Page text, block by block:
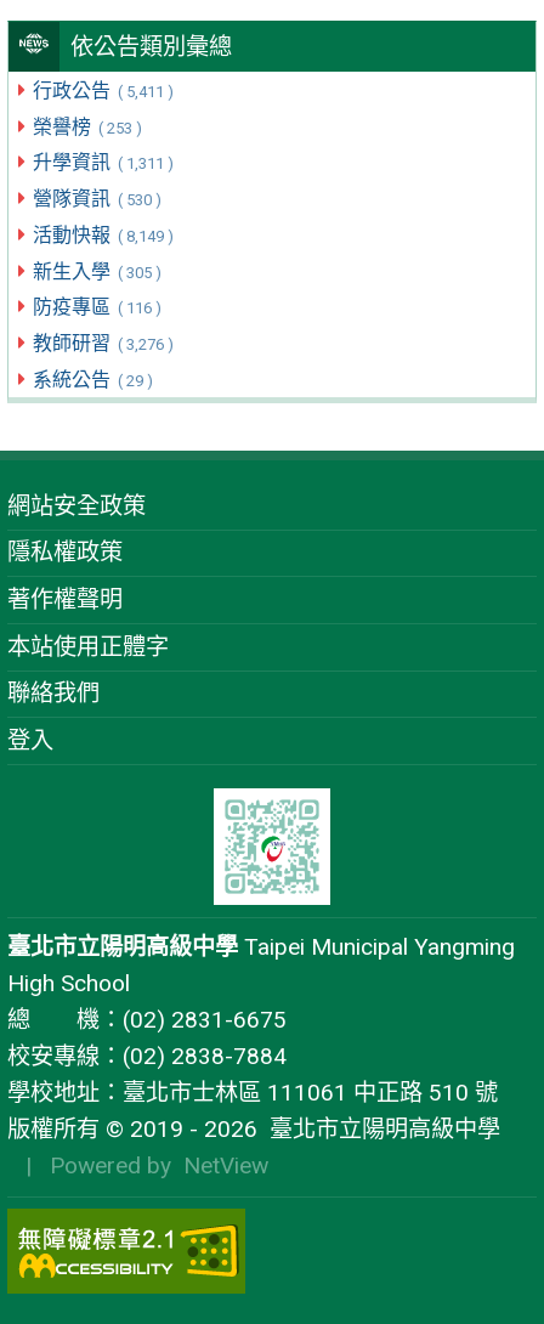
依公告類別彙總
行政公告 ( 5,411 )
榮譽榜 ( 253 )
升學資訊 ( 1,311 )
營隊資訊 ( 530 )
活動快報 ( 8,149 )
新生入學 ( 305 )
防疫專區 ( 116 )
教師研習 ( 3,276 )
系統公告 ( 29 )
網站安全政策
隱私權政策
著作權聲明
本站使用正體字
聯絡我們
登入
臺北市立陽明高級中學 Taipei Municipal Yangming
High School
總 機：(02) 2831-6675
校安專線：(02) 2838-7884
學校地址：臺北市士林區 111061 中正路 510 號
版權所有 © 2019 - 2026 臺北市立陽明高級中學
| Powered by NetView